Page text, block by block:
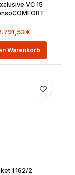
VC 15
€
Warenkorb
1.162/2